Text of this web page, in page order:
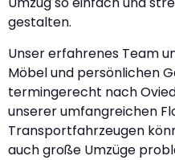
gestalten.
Unser erfahrenes Team
Möbel und persönlichen
termingerecht nach
unserer umfangreichen
Transportfahrzeugen
auch große Umzüge